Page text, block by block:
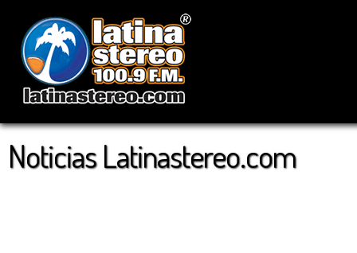
Noticias Latinastereo.com